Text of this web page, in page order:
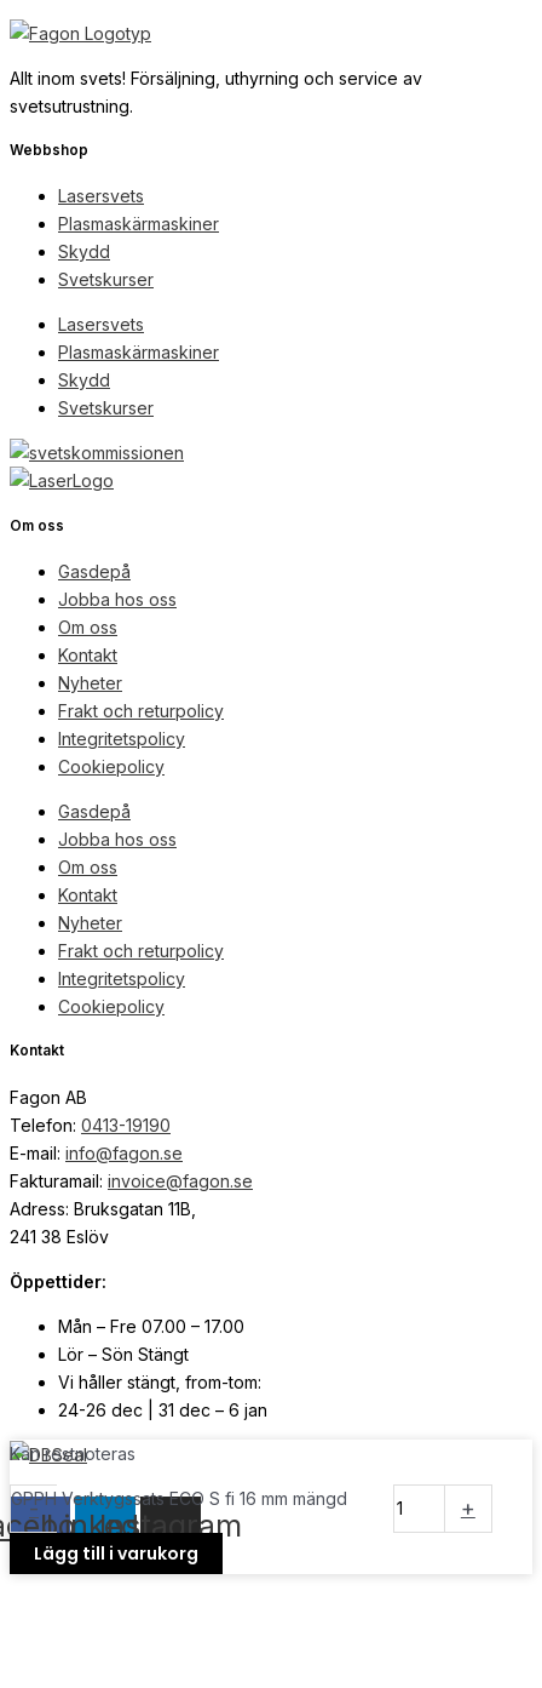
Allt inom svets! Försäljning, uthyrning och service av
svetsutrustning.
Webbshop
Lasersvets
Plasmaskärmaskiner
Skydd
Svetskurser
Lasersvets
Plasmaskärmaskiner
Skydd
Svetskurser
Om oss
Gasdepå
Jobba hos oss
Om oss
Kontakt
Nyheter
Frakt och returpolicy
Integritetspolicy
Cookiepolicy
Gasdepå
Jobba hos oss
Om oss
Kontakt
Nyheter
Frakt och returpolicy
Integritetspolicy
Cookiepolicy
Kontakt
Fagon AB
Telefon: 0413-19190
E-mail: info@fagon.se
Fakturamail: invoice@fagon.se
Adress: Bruksgatan 11B,
241 38 Eslöv
Öppettider:
Mån – Fre 07.00 – 17.00
Lör – Sön Stängt
Vi håller stängt, from-tom:
24-26 dec | 31 dec – 6 jan
© Copyright Svensk Media Partner
Linkedin
Instagram
Kan restnoteras
-
GPPH Verktygssats ECO S fi 16 mm mängd +
Lägg till i varukorg